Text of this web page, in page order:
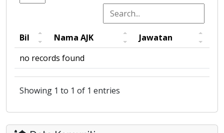
Bil Nama AJK
Jawatan
no records found
Showing 1 to 1 of 1 entries